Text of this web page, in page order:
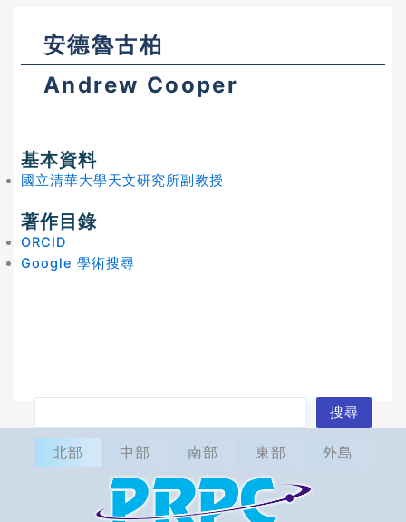
安德魯古柏
Andrew Cooper
基本資料
國立清華大學天文研究所副教授
著作目錄
ORCID
Google 學術搜尋
尋
搜尋
北部 中部 南部 東部 外島